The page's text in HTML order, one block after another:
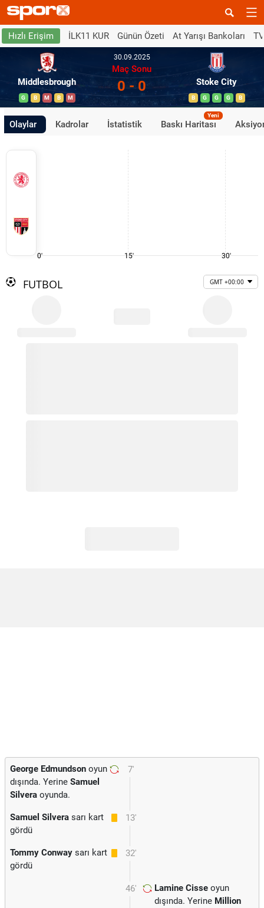
Hızlı Erişim İLK11 KUR Günün Özeti At Yarışı Bankoları
Middlesbrough
G B M B M
30.09.2025
Maç Sonu
0 - 0 Stoke City
B G G G B
Olaylar Kadrolar İstatistik Baskı Haritası
Yeni
0' 15' 30'
FUTBOL GMT +00:00
7'
George Edmundson oyun
dışında. Yerine Samuel
Silvera oyunda.
13'
Samuel Silvera sarı kart
gördü
32'
Tommy Conway sarı kart
gördü
46' Lamine Cisse oyun
dışında. Yerine Million